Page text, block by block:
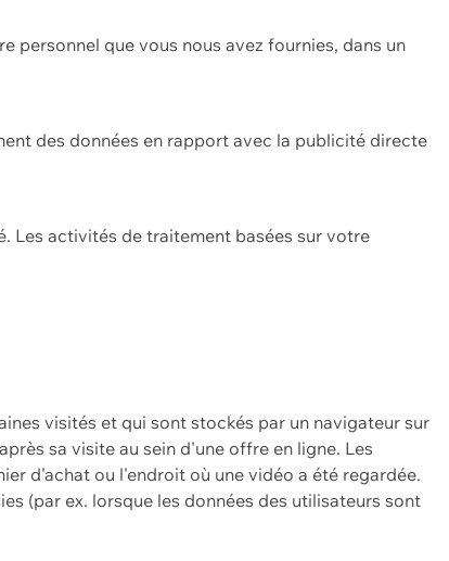
personnel que vous nous avez fournies, dans un
des données en rapport avec la publicité directe
Les activités de traitement basées sur votre
visités et qui sont stockés par un navigateur sur
sa visite au sein d'une offre en ligne. Les
d'achat ou l'endroit où une vidéo a été regardée.
(par ex. lorsque les données des utilisateurs sont